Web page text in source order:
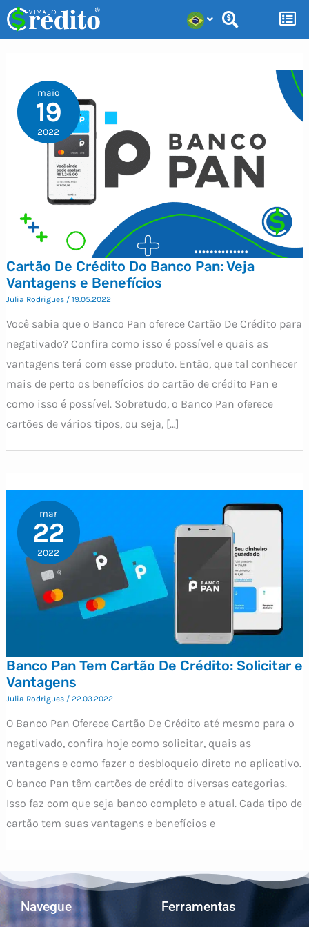
para
maio
19
2022
Cartão De Crédito Do Banco Pan: Veja
Vantagens e Benefícios
Julia Rodrigues / 19.05.2022
Você sabia que o Banco Pan oferece Cartão De Crédito para
negativado? Confira como isso é possível e quais as
vantagens terá com esse produto. Então, que tal conhecer
mais de perto os benefícios do cartão de crédito Pan e
como isso é possível. Sobretudo, o Banco Pan oferece
cartões de vários tipos, ou seja, […]
mar
22
2022
Banco Pan Tem Cartão De Crédito: Solicitar e
Vantagens
Julia Rodrigues / 22.03.2022
O Banco Pan Oferece Cartão De Crédito até mesmo para o
negativado, confira hoje como solicitar, quais as
vantagens e como fazer o desbloqueio direto no aplicativo.
O banco Pan têm cartões de crédito diversas categorias.
Isso faz com que seja banco completo e atual. Cada tipo de
cartão tem suas vantagens e benefícios e
Navegue Ferramentas